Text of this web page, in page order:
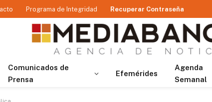
Programa de Integridad Recuperar Contraseña
Comunicados de
Prensa
Efemérides
Agenda
Semanal